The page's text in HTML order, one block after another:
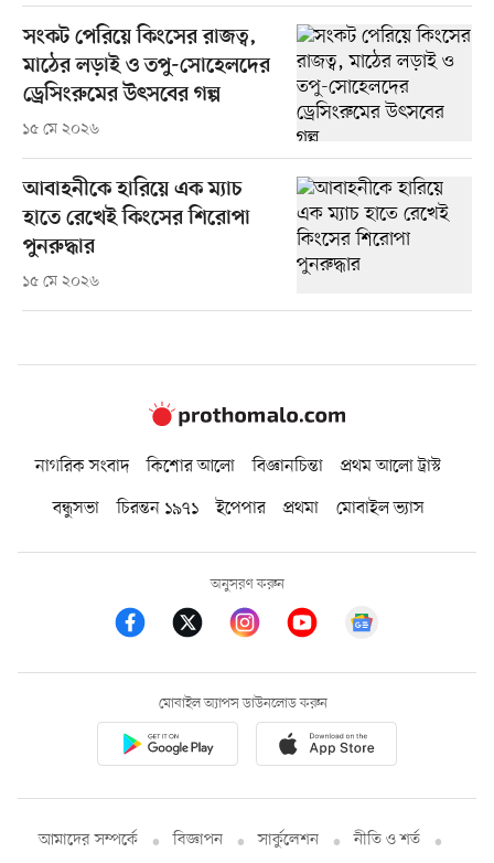
সংকট পেরিয়ে কিংসের রাজত্ব,
মাঠের লড়াই ও তপু-সোহেলদের
ড্রেসিংরুমের উৎসবের গল্প
১৫ মে ২০২৬
আবাহনীকে হারিয়ে এক ম্যাচ
হাতে রেখেই কিংসের শিরোপা
পুনরুদ্ধার
১৫ মে ২০২৬
নাগরিক সংবাদ কিশোর আলো বিজ্ঞানচিন্তা
প্রথম আলো ট্রাস্ট
বন্ধুসভা
চিরন্তন ১৯৭১ ইপেপার প্রথমা মোবাইল ভ্যাস
অনুসরণ করুন
মোবাইল অ্যাপস ডাউনলোড করুন
আমাদের সম্পর্কে বিজ্ঞাপন সার্কুলেশন নীতি ও শর্ত